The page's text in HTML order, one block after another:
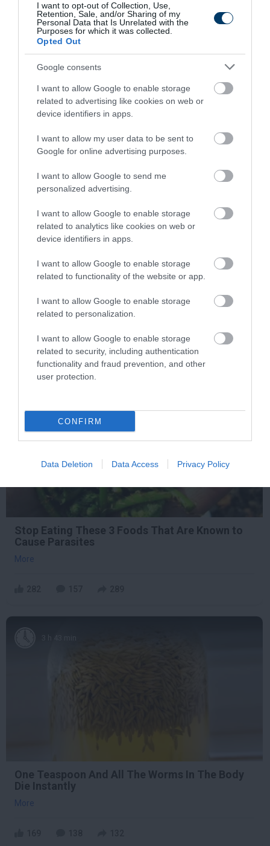
I want to opt-out of Collection, Use,
Retention, Sale, and/or Sharing of my
Personal Data that Is Unrelated with the
Purposes for which it was collected.
Opted Out
Google consents
I want to allow Google to enable storage
related to advertising like cookies on web or
device identifiers in apps.
I want to allow my user data to be sent to
Google for online advertising purposes.
I want to allow Google to send me
personalized advertising.
I want to allow Google to enable storage
related to analytics like cookies on web or
device identifiers in apps.
I want to allow Google to enable storage
related to functionality of the website or app.
I want to allow Google to enable storage
related to personalization.
I want to allow Google to enable storage
related to security, including authentication
functionality and fraud prevention, and other
user protection.
CONFIRM
Data Deletion Data Access Privacy Policy
This Simple Trick Removes All Parasites From
Your Body!
165 179 359
9 h 49 min
322
Stop Eating These 3 Foods That Are Known to
Cause Parasites
More
One Teaspoon And All The Worms In The Body
Die Instantly
More